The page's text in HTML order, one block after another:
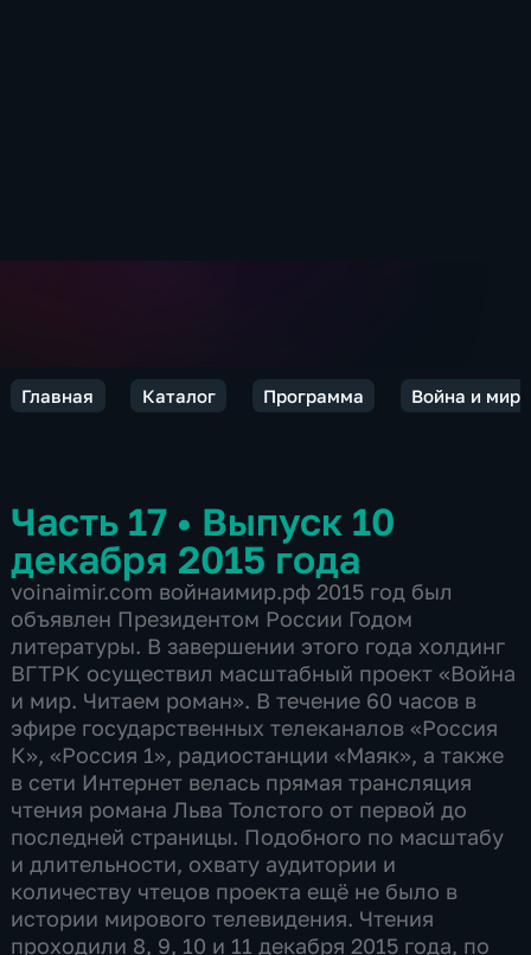
Главная Каталог Программа Война и
Часть 17 • Выпуск 10
декабря 2015 года
voinaimir.com войнаимир.рф 2015 год был
объявлен Президентом России Годом
литературы. В завершении этого года холдинг
ВГТРК осуществил масштабный проект «Война
и мир. Читаем роман». В течение 60 часов в
эфире государственных телеканалов «Россия
К», «Россия 1», радиостанции «Маяк», а также
в сети Интернет велась прямая трансляция
чтения романа Льва Толстого от первой до
последней страницы. Подобного по масштабу
и длительности, охвату аудитории и
количеству чтецов проекта ещё не было в
истории мирового телевидения. Чтения
проходили 8, 9, 10 и 11 декабря 2015 года, по